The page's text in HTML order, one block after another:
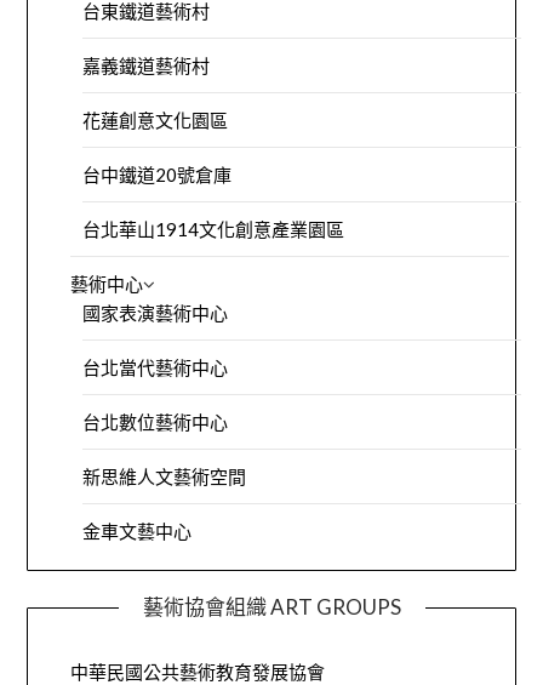
台東鐵道藝術村
嘉義鐵道藝術村
花蓮創意文化園區
台中鐵道20號倉庫
台北華山1914文化創意產業園區
藝術中心
國家表演藝術中心
台北當代藝術中心
台北數位藝術中心
新思維人文藝術空間
金車文藝中心
藝術協會組織 ART GROUPS
中華民國公共藝術教育發展協會